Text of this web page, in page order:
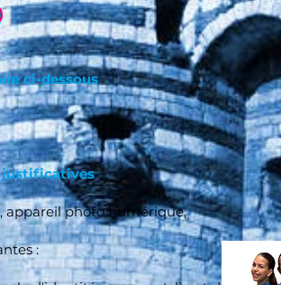
ci-dessous
justificatives
appareil photo numérique,
: